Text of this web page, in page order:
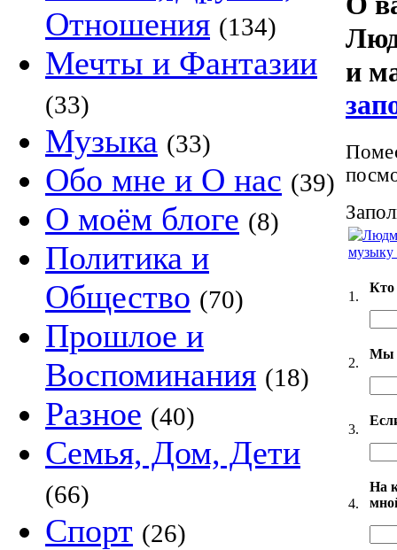
Отношения (134)
Мечты и Фантазии
(33)
Музыка (33)
Обо мне и О нас (39)
О моём блоге (8)
Политика и
Общество (70)
Прошлое и
Воспоминания (18)
Разное (40)
Семья, Дом, Дети
(66)
Спорт (26)
и
1.
2.
Мы
3.
4.
На